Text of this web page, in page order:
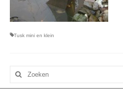
Tusk mini en klein
Zoeken
naar: